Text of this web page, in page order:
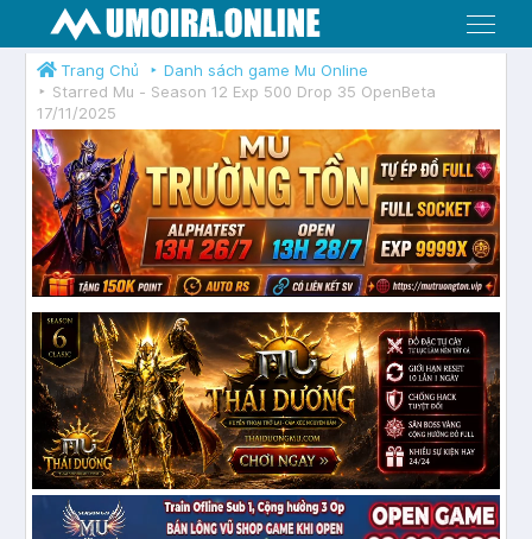
Menu
Trang Chủ
Danh sách game Mu Online
Starred Mu - Season 12 Exp 500 Drop 35 OpenBeta
17/11/2025